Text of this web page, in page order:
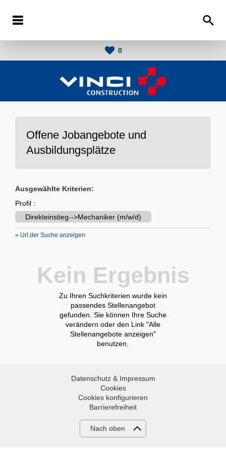
0
Offene Jobangebote und
Ausbildungsplätze
Ausgewählte Kriterien:
Profil :
Direkteinstieg-->Mechaniker (m/w/d)
» Url der Suche anzeigen
Kein Ergebnis
Zu Ihren Suchkriterien wurde kein
passendes Stellenangebot
gefunden. Sie können Ihre Suche
verändern oder den Link "Alle
Stellenangebote anzeigen"
benutzen.
Datenschutz & Impressum
Cookies
Cookies konfigurieren
Barrierefreiheit
Nach oben